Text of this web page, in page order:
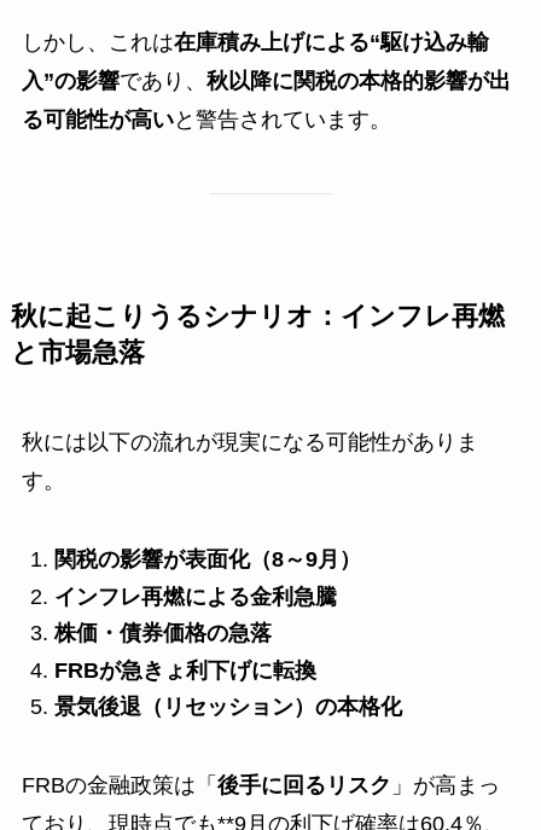
しかし、これは在庫積み上げによる“駆け込み輸
入”の影響であり、 秋以降に関税の本格的影響が出
る可能性が高いと警告されています。
秋に起こりうるシナリオ：インフレ再燃
と市場急落
秋には以下の流れが現実になる可能性がありま
す。
関税の影響が表面化（8～9月）
インフレ再燃による金利急騰
株価・債券価格の急落
FRBが急きょ利下げに転換
景気後退（リセッション）の本格化
FRBの金融政策は「 後手に回るリスク 」が高まっ
ており、現時点でも**9月の利下げ確率は60.4％、